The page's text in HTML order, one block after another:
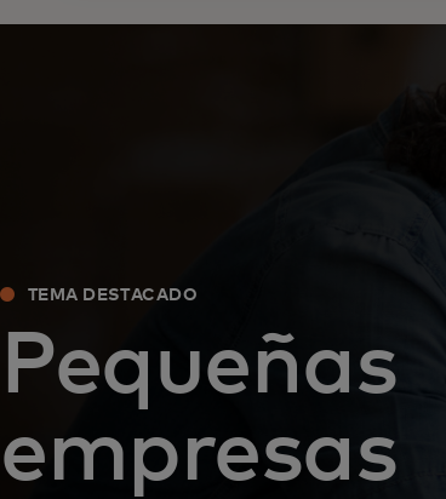
TEMA DESTACADO
Pequeñas
empresas